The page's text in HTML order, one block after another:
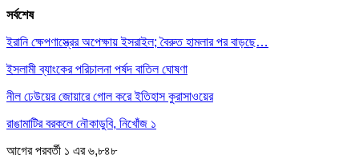
সর্বশেষ
ইরানি ক্ষেপণাস্ত্রের অপেক্ষায় ইসরাইল; বৈরুত হামলার পর বাড়ছে…
ইসলামী ব্যাংকের পরিচালনা পর্ষদ বাতিল ঘোষণা
নীল ঢেউয়ের জোয়ারে গোল করে ইতিহাস কুরাসাওয়ের
রাঙামাটির বরকলে নৌকাডুবি, নিখোঁজ ১
আগেরপরবর্তী ১ এর ৬,৮৪৮